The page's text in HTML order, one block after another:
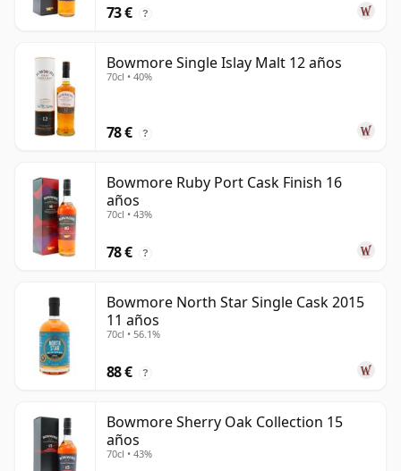
73 € ?
Bowmore Single Islay Malt 12 años
70cl • 40%
78 € ?
Bowmore Ruby Port Cask Finish 16
años
70cl • 43%
78 € ?
Bowmore North Star Single Cask 2015
11 años
70cl • 56.1%
88 € ?
Bowmore Sherry Oak Collection 15
años
70cl • 43%